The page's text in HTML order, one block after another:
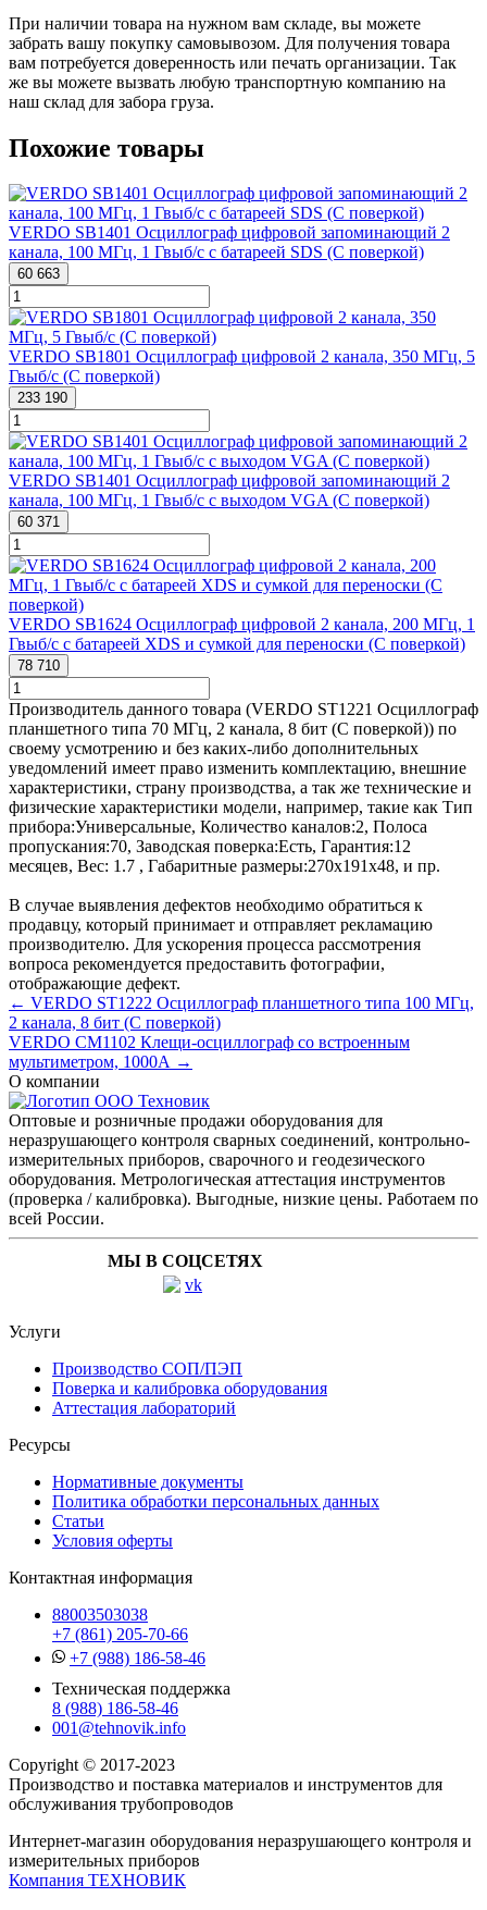
При наличии товара на нужном вам складе, вы можете
забрать вашу покупку самовывозом. Для получения товара
вам потребуется доверенность или печать организации. Так
же вы можете вызвать любую транспортную компанию на
наш склад для забора груза.
Похожие товары
VERDO SB1401 Осциллограф цифровой запоминающий 2
канала, 100 МГц, 1 Гвыб/с с батареей SDS (С поверкой)
60 663
VERDO SB1801 Осциллограф цифровой 2 канала, 350 МГц, 5
Гвыб/с (С поверкой)
233 190
VERDO SB1401 Осциллограф цифровой запоминающий 2
канала, 100 МГц, 1 Гвыб/с с выходом VGA (С поверкой)
60 371
VERDO SB1624 Осциллограф цифровой 2 канала, 200 МГц, 1
Гвыб/с с батареей XDS и сумкой для переноски (С поверкой)
78 710
Производитель данного товара (VERDO ST1221 Осциллограф
планшетного типа 70 МГц, 2 канала, 8 бит (С поверкой)) по
своему усмотрению и без каких-либо дополнительных
уведомлений имеет право изменить комплектацию, внешние
характеристики, страну производства, а так же технические и
физические характеристики модели, например, такие как Тип
прибора:Универсальные, Количество каналов:2, Полоса
пропускания:70, Заводская поверка:Есть, Гарантия:12
месяцев, Вес: 1.7 , Габаритные размеры:270х191х48, и пр.
В случае выявления дефектов необходимо обратиться к
продавцу, который принимает и отправляет рекламацию
производителю. Для ускорения процесса рассмотрения
вопроса рекомендуется предоставить фотографии,
отображающие дефект.
← VERDO ST1222 Осциллограф планшетного типа 100 МГц,
2 канала, 8 бит (С поверкой)
VERDO CM1102 Клещи-осциллограф со встроенным
мультиметром, 1000А →
О компании
Оптовые и розничные продажи оборудования для
неразрушающего контроля сварных соединений, контрольно-
измерительных приборов, сварочного и геодезического
оборудования. Метрологическая аттестация инструментов
(проверка / калибровка). Выгодные, низкие цены. Работаем по
всей России.
МЫ В СОЦСЕТЯХ
Услуги
Производство СОП/ПЭП
Поверка и калибровка оборудования
Аттестация лабораторий
Ресурсы
Нормативные документы
Политика обработки персональных данных
Статьи
Условия оферты
Контактная информация
88003503038
+7 (861) 205-70-66
+7 (988) 186-58-46
Техническая поддержка
8 (988) 186-58-46
001@tehnovik.info
Copyright © 2017-2023
Производство и поставка материалов и инструментов для
обслуживания трубопроводов
Интернет-магазин оборудования неразрушающего контроля и
измерительных приборов
Компания ТЕХНОВИК